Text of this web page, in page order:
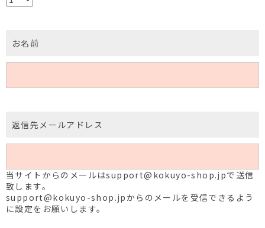
お名前
返信先メールアドレス
当サイトからのメールはsupport@kokuyo-shop.jpで送信
致します。
support@kokuyo-shop.jpからのメールを受信できるよう
に設定をお願いします。